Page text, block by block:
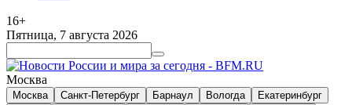
16+
Пятница, 7 августа 2026
Москва
Москва Санкт-Петербург Барнаул Вологда
Екатеринбург